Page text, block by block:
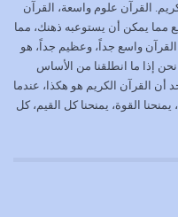
وهو بمثابة سبب بينهم
فيتم على أيدينا ضرب
القرآن علوم واسعة، القرآن
مما يمكن أن يستوعبه ذهنك، مما
واسع جداً، وعظيم جداً، هو
إذا ما انطلقنا من الأساس
أن القرآن الكريم هو هكذا، عندما
يمنحنا القوة، يمنحنا كل القيم، كل
بثقافة القرآن الكريم